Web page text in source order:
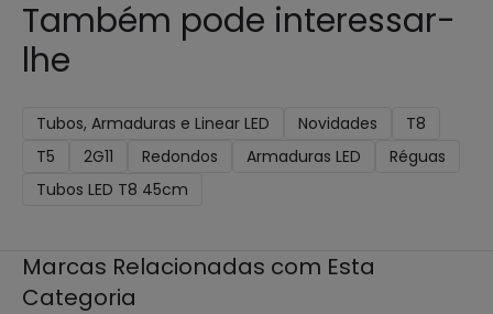
Também pode interessar-
lhe
Tubos, Armaduras e Linear LED Novidades
T8
T5
2G11 Redondos Armaduras LED
Réguas
Tubos LED T8 45cm
Marcas Relacionadas com Esta
Categoria